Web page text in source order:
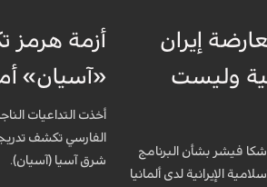
إيران
وليست
فيشر بشأن البرنامج
الإيرانية لدى ألمانيا
أزمة
«آسيان»
أخذت التداعيات
الفارسي تكشف
شرق آسيا (آسيان).